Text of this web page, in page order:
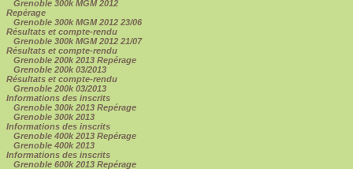
Grenoble 300k MGM 2012
Repérage
Grenoble 300k MGM 2012 23/06
Résultats et compte-rendu
Grenoble 300k MGM 2012 21/07
Résultats et compte-rendu
Grenoble 200k 2013 Repérage
Grenoble 200k 03/2013
Résultats et compte-rendu
Grenoble 200k 03/2013
Informations des inscrits
Grenoble 300k 2013 Repérage
Grenoble 300k 2013
Informations des inscrits
Grenoble 400k 2013 Repérage
Grenoble 400k 2013
Informations des inscrits
Grenoble 600k 2013 Repérage